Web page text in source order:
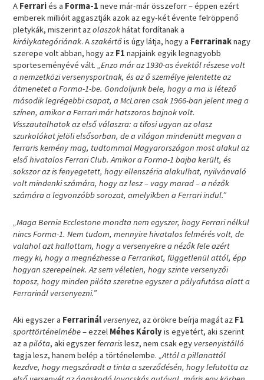
A Ferrariés a Forma-1 neve már-már összeforr – éppen ezért
emberek millióit aggasztják azok az egy-két évente felröppenő
pletykák, miszerint azolaszokhátat fordítanak a
királykategóriának. Aszakértőis úgy látja, hogy a Ferrarinaknagy
szerepe volt abban, hogy az F1 napjaink egyik legnagyobb
sporteseményévé vált.„Enzo már az 1930-as évektől részese volt
a nemzetközi versenysportnak, és az ő személye jelentette az
átmenetet a Forma-1-be. Gondoljunk bele, hogy a ma is létező
második legrégebbi csapat, a McLaren csak 1966-ban jelent meg a
színen, amikor a Ferrari már hatszoros bajnok volt.
Visszautalhatok az első válaszra: a tifosi ugyan az olasz
szurkolókat jelöli elsősorban, de a világon mindenütt megvan a
ferraris kemény mag, tudtommal Magyarországon most alakul az
első hivatalos Ferrari Club. Amikor a Forma-1 bajba került, és
sokszor az is fenyegetett, hogy ellenszéria alakulhat, nyilvánvaló
volt mindenki számára, hogy az lesz – vagy marad – a nézők
számára a legvonzóbb sorozat, amelyikben a Ferrari indul.”
„Maga Bernie Ecclestone mondta nem egyszer, hogy Ferrari nélkül
nincs Forma-1. Nem tudom, mennyire hivatalos felmérés volt, de
valahol azt hallottam, hogy a versenyekre a nézők fele azért
megy ki, hogy a megnézhesse a Ferrarikat, függetlenül attól, épp
hogyan szerepelnek. Az sem véletlen, hogy szinte versenyzői
toposz, hogy minden pilóta szeretne egyszer a pályafutása alatt a
Ferrarinál versenyezni.”
Aki egyszer a Ferrarinál versenyez, az örökre beírja magát az F1
sporttörténelmébe– ezzel Méhes Károlyis egyetért, aki szerint
az apilóta, aki egyszerferrarislesz, nem csak egy versenyistálló
tagja lesz, hanem belép a történelembe.„Attól a pillanattól
kezdve, hogy megszáradt a tinta a szerződésén, hogy lefutotta az